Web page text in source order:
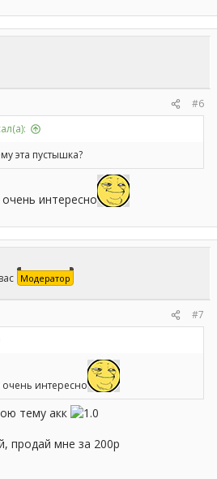
#6
эта пустышка?
интересно
Модератор
#7
интересно
тему акк
продай мне за 200р